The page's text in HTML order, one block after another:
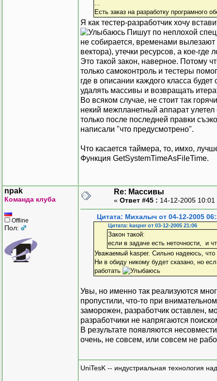
Есть заказ на разработку програмного
Я как тестер-разработчик хочу
Пишут по неплохой
не собирается, временами
вектора), утечки ресурсов, а кое-где
Это такой закон, наверное. Потому
только самоконтроль и тестеры
где в описании каждого класса
удалять массивы и возвращать
Во всяком случае, не стоит так
некий межпланетный аппарат
только после последней правки
написали "что предусмотрено".
Что касается таймера, то, имхо,
Функция GetSystemTimeAsFileTime.
npak
Команда клуба
Offline
Пол:
Re: Массивы
« Ответ #45 : 14-12-2005
Цитата: Михалыч от 04-12-2005
Цитата: kasper от 03-12-2005 21:06
Закон такой:
если в задаче есть неточности, и
Уважаемый kasper. Сильно надеюсь, что
Ни в обиду никому будет сказано, но
работать
Увы, но именно так реализуются
пропустили, что-то при
заморожен, разработчик оставлен,
разработчики не напрягаются
В результате появляются
очень, не совсем, или совсем не
UniTesK -- индустриальная технология